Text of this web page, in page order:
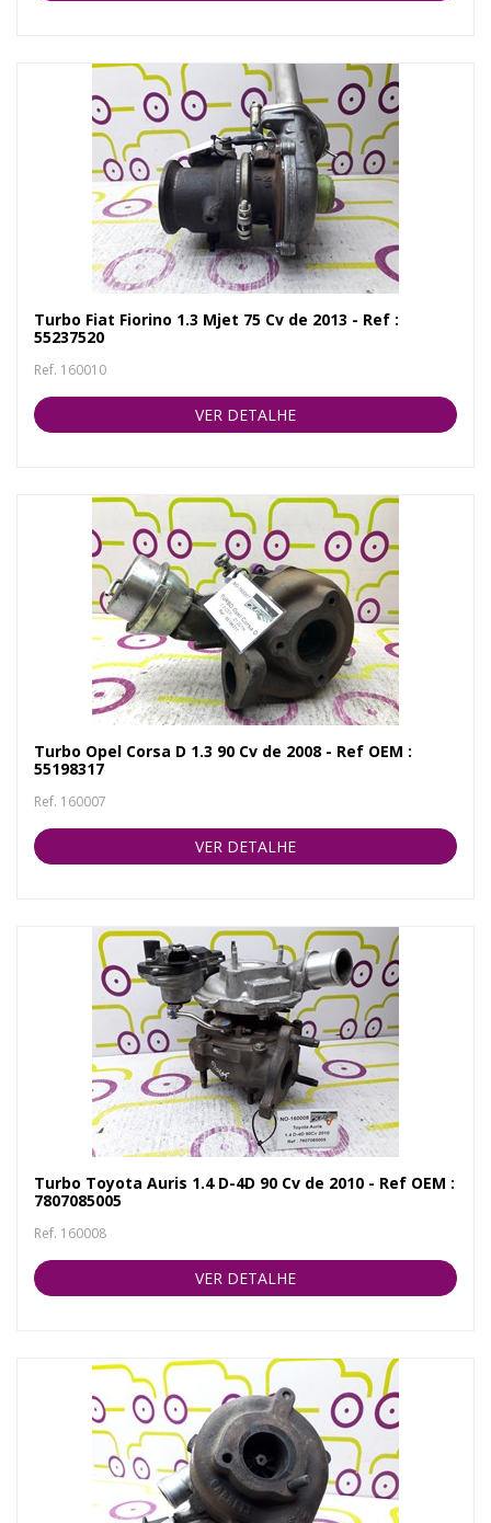
Turbo Fiat Fiorino 1.3 Mjet 75 Cv de 2013 - Ref :
55237520
Ref. 160010
VER DETALHE
Turbo Opel Corsa D 1.3 90 Cv de 2008 - Ref OEM :
55198317
Ref. 160007
VER DETALHE
Turbo Toyota Auris 1.4 D-4D 90 Cv de 2010 - Ref OEM :
7807085005
Ref. 160008
VER DETALHE